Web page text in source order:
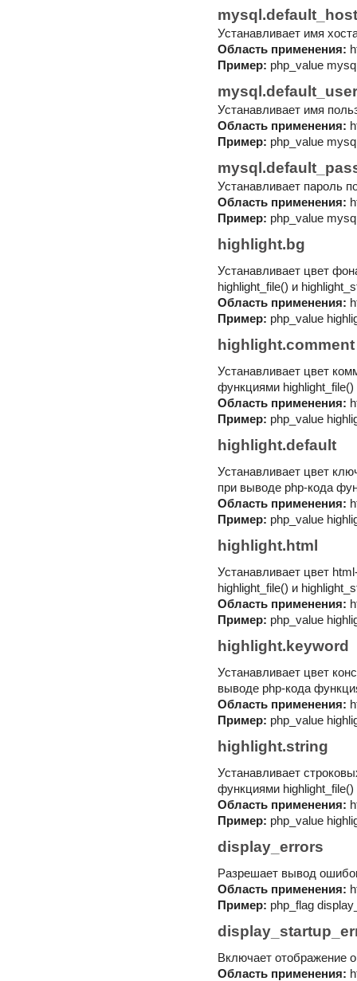
mysql.default_host
Устанавливает имя
Область применения:
Пример: php_value
mysql.default_user
Устанавливает имя
Область применения:
Пример: php_value
Устанавливает пароль
Область применения:
Пример: php_value
highlight.bg
Устанавливает цвет
highlight_file() и
Область применения:
Пример: php_value
highlight.comment
Устанавливает цвет
функциями highlight_file()
Область применения:
Пример: php_value
highlight.default
Устанавливает цвет
при выводе php-кода
Область применения:
Пример: php_value
highlight.html
Устанавливает цвет
highlight_file() и
Область применения:
Пример: php_value
highlight.keyword
Устанавливает цвет
выводе php-кода
Область применения:
Пример: php_value
highlight.string
Устанавливает
функциями highlight_file()
Область применения:
Пример: php_value
display_errors
Разрешает вывод
Область применения:
Пример: php_flag
Включает отображение
Область применения: